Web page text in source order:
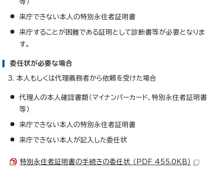
等）
来庁できない本人の特別永住者証明書
来庁することが困難である証明として診断書等が必要となりま
す。
委任状が必要な場合
3. 本人もしくは代理義務者から依頼を受けた場合
代理人の本人確認書類（マイナンバーカード、特別永住者証明書
等）
来庁できない本人の特別永住者証明書
来庁できない本人が記入した委任状
特別永住者証明書の手続きの委任状 （PDF 455.0KB）